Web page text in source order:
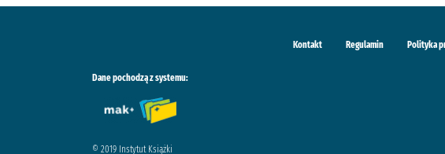
Kontakt Regulamin Polityka
Dane pochodzą z systemu:
© 2019 Instytut Książki